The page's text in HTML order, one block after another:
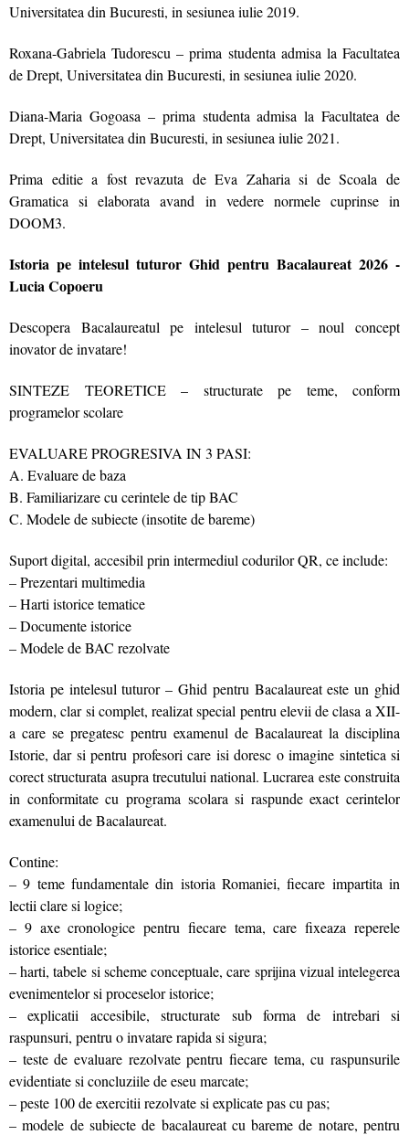
Universitatea din Bucuresti, in sesiunea iulie 2019.
Roxana-Gabriela Tudorescu – prima studenta admisa la Facultatea
de Drept, Universitatea din Bucuresti, in sesiunea iulie 2020.
Diana-Maria Gogoasa – prima studenta admisa la Facultatea de
Drept, Universitatea din Bucuresti, in sesiunea iulie 2021.
Prima editie a fost revazuta de Eva Zaharia si de Scoala de
Gramatica si elaborata avand in vedere normele cuprinse in
DOOM3.
Istoria pe intelesul tuturor Ghid pentru Bacalaureat 2026 -
Lucia Copoeru
Descopera Bacalaureatul pe intelesul tuturor – noul concept
inovator de invatare!
SINTEZE TEORETICE – structurate pe teme, conform
programelor scolare
EVALUARE PROGRESIVA IN 3 PASI:
A. Evaluare de baza
B. Familiarizare cu cerintele de tip BAC
C. Modele de subiecte (insotite de bareme)
Suport digital, accesibil prin intermediul codurilor QR, ce include:
– Prezentari multimedia
– Harti istorice tematice
– Documente istorice
– Modele de BAC rezolvate
Istoria pe intelesul tuturor – Ghid pentru Bacalaureat este un ghid
modern, clar si complet, realizat special pentru elevii de clasa a XII-
a care se pregatesc pentru examenul de Bacalaureat la disciplina
Istorie, dar si pentru profesori care isi doresc o imagine sintetica si
corect structurata asupra trecutului national. Lucrarea este construita
in conformitate cu programa scolara si raspunde exact cerintelor
examenului de Bacalaureat.
Contine:
– 9 teme fundamentale din istoria Romaniei, fiecare impartita in
lectii clare si logice;
– 9 axe cronologice pentru fiecare tema, care fixeaza reperele
istorice esentiale;
– harti, tabele si scheme conceptuale, care sprijina vizual intelegerea
evenimentelor si proceselor istorice;
– explicatii accesibile, structurate sub forma de intrebari si
raspunsuri, pentru o invatare rapida si sigura;
– teste de evaluare rezolvate pentru fiecare tema, cu raspunsurile
evidentiate si concluziile de eseu marcate;
– peste 100 de exercitii rezolvate si explicate pas cu pas;
– modele de subiecte de bacalaureat cu bareme de notare, pentru